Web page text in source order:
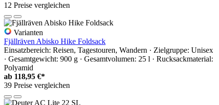
12 Preise vergleichen
Varianten
Fjällräven Abisko Hike Foldsack
Einsatzbereich: Reisen, Tagestouren, Wandern · Zielgruppe: Unisex
· Gesamtgewicht: 900 g · Gesamtvolumen: 25 l · Rucksackmaterial:
Polyamid
ab 118,95 €*
39 Preise vergleichen